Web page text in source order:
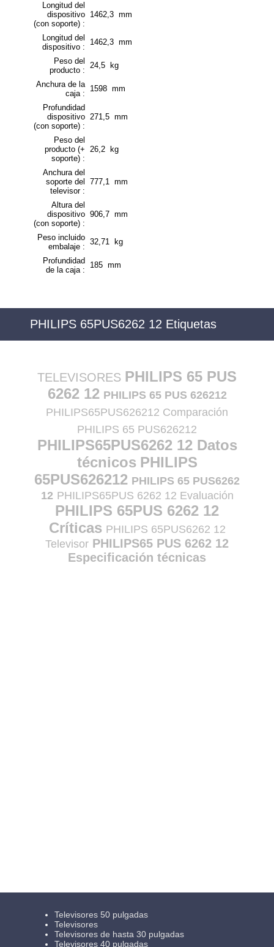
Longitud del
dispositivo
(con soporte) :
1462,3 mm
Longitud del
dispositivo :
1462,3 mm
Peso del
producto :
24,5 kg
Anchura de la
caja :
1598 mm
Profundidad
dispositivo
(con soporte) :
271,5 mm
Peso del
producto (+
soporte) :
26,2 kg
Anchura del
soporte del
televisor :
777,1 mm
Altura del
dispositivo
(con soporte) :
906,7 mm
Peso incluido
embalaje :
32,71 kg
Profundidad
de la caja :
185 mm
PHILIPS 65PUS6262 12 Etiquetas
TELEVISORES PHILIPS 65 PUS
6262 12 PHILIPS 65 PUS 626212
PHILIPS65PUS626212 Comparación
PHILIPS 65 PUS626212
PHILIPS65PUS6262 12 Datos
técnicos PHILIPS
65PUS626212 PHILIPS 65 PUS6262
12 PHILIPS65PUS 6262 12 Evaluación
PHILIPS 65PUS 6262 12
Críticas PHILIPS 65PUS6262 12
Televisor PHILIPS65 PUS 6262 12
Especificación técnicas
Televisores 50 pulgadas
Televisores
Televisores de hasta 30 pulgadas
Televisores 40 pulgadas